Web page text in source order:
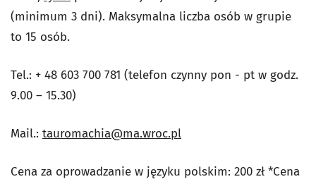
(minimum 3 dni). Maksymalna liczba osób w grupie
to 15 osób.
Tel.: + 48 603 700 781 (telefon czynny pon - pt w godz.
9.00 – 15.30)
Mail.: tauromachia@ma.wroc.pl
Cena za oprowadzanie w języku polskim: 200 zł *Cena